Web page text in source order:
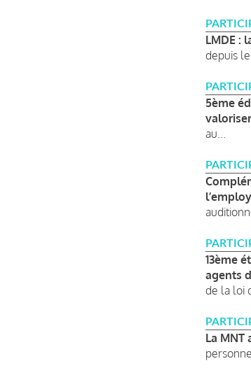
LMDE :
depuis le
5ème
au...
13ème
agents
de la loi
La